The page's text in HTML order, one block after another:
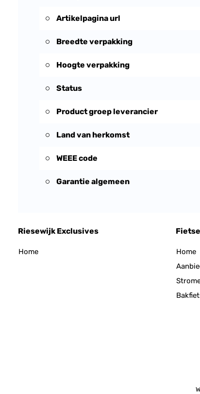
Artikelpagina url
Breedte verpakking
Hoogte verpakking
Status
Product groep leverancier
Land van herkomst
WEEE code
Garantie algemeen
Riesewijk Exclusives
Home
Home